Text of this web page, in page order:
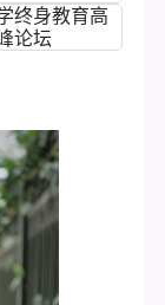
终身教育高
论坛